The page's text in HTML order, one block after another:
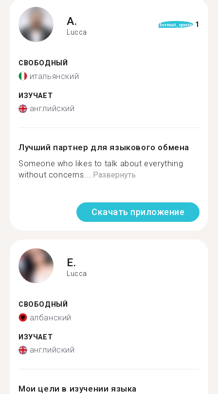
A.
Lucca
format_quote 1
СВОБОДНЫЙ
итальянский
ИЗУЧАЕТ
английский
Лучший партнер для языкового обмена
Someone who likes to talk about everything
without concerns....Развернуть
Скачать приложение
E.
Lucca
СВОБОДНЫЙ
албанский
ИЗУЧАЕТ
английский
Мои цели в изучении языка